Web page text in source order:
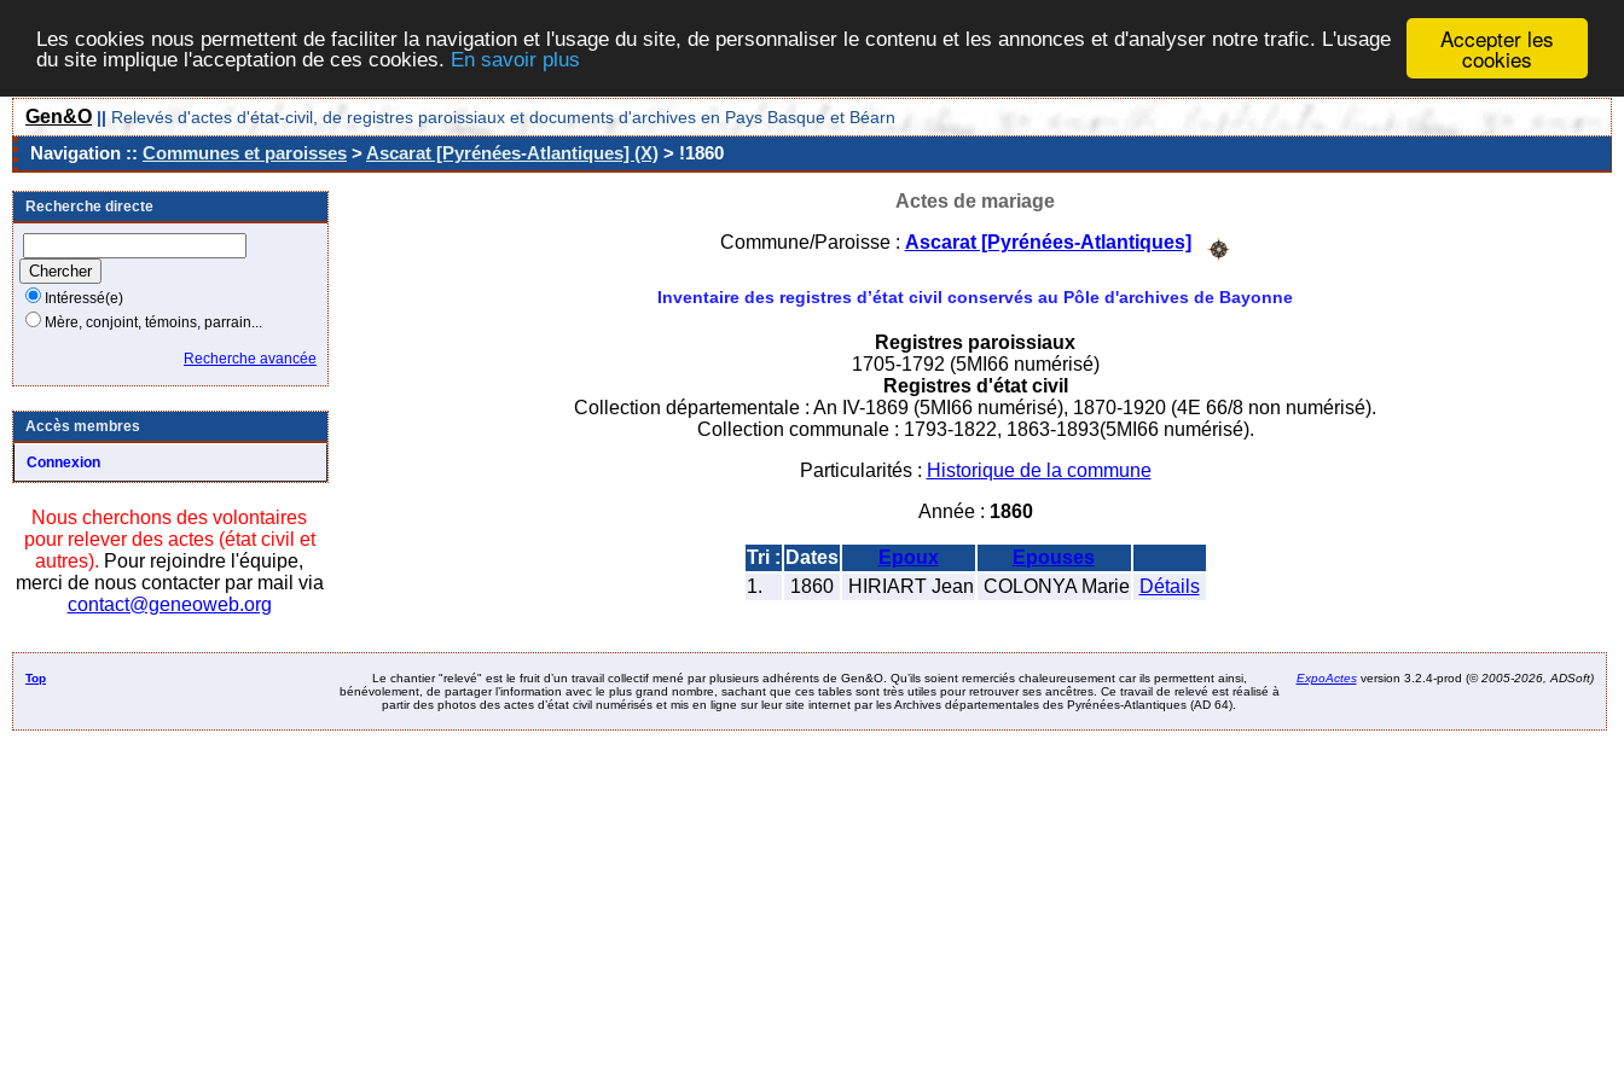
Accepter les
cookies
Les cookies nous permettent de faciliter la navigation et l'usage du site, de personnaliser le contenu et les annonces et d'analyser notre trafic. L'usage
du site implique l'acceptation de ces cookies. En savoir plus
Gen&O || Relevés d'actes d'état-civil, de registres paroissiaux et documents d'archives en Pays Basque et Béarn
Navigation :: Communes et paroisses >Ascarat [Pyrénées-Atlantiques] (X) > !1860
Recherche directe
Intéressé(e)
Mère, conjoint, témoins, parrain...
Recherche avancée
Accès membres
Connexion
Nous cherchons des volontaires
pour relever des actes (état civil et
autres). Pour rejoindre l'équipe,
merci de nous contacter par mail via
contact@geneoweb.org
Actes de mariage
Commune/Paroisse : Ascarat [Pyrénées-Atlantiques]
Inventaire des registres d’état civil conservés au Pôle d'archives de Bayonne
Registres paroissiaux
1705-1792 (5MI66 numérisé)
Registres d'état civil
Collection départementale : An IV-1869 (5MI66 numérisé), 1870-1920 (4E 66/8 non numérisé).
Collection communale : 1793-1822, 1863-1893(5MI66 numérisé).
Particularités : Historique de la commune
Année : 1860
Tri : Dates Epoux
Epouses
1.
1860 HIRIART Jean COLONYA Marie Détails
Top
Le chantier "relevé" est le fruit d’un travail collectif mené par plusieurs adhérents de Gen&O. Qu’ils soient remerciés chaleureusement car ils permettent ainsi,
bénévolement, de partager l’information avec le plus grand nombre, sachant que ces tables sont très utiles pour retrouver ses ancêtres. Ce travail de relevé est réalisé à
partir des photos des actes d’état civil numérisés et mis en ligne sur leur site internet par les Archives départementales des Pyrénées-Atlantiques (AD 64).
ExpoActesversion 3.2.4-prod (©2005-2026, ADSoft)